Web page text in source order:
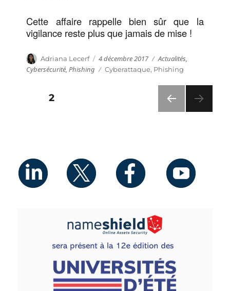
Cette affaire rappelle bien sûr que la
vigilance reste plus que jamais de mise !
Auteur
Adriana Lecerf Publié
le
4 décembre 2017 Catégories
Actualités,
Cybersécurité,Phishing Étiquettes
Cyberattaque, Phishing
Pagination
ENT
PAGE2